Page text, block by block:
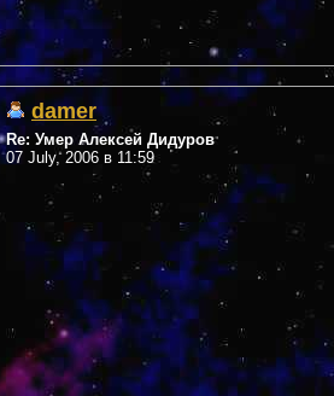
damer
Re: Умер Алексей Дидуров
07 July, 2006 в 11:59